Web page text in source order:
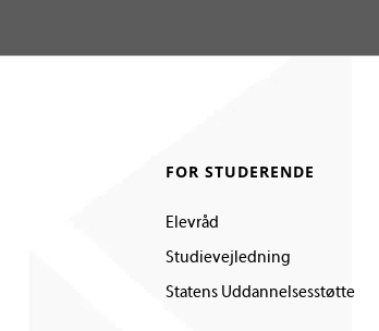
FOR STUDERENDE
Elevråd
Studievejledning
Statens Uddannelsesstøtte